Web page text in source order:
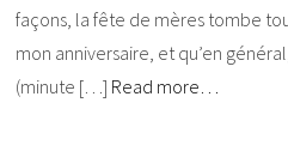
façons, la fête de mères tombe
mon anniversaire, et qu’en
(minute […] Read more…